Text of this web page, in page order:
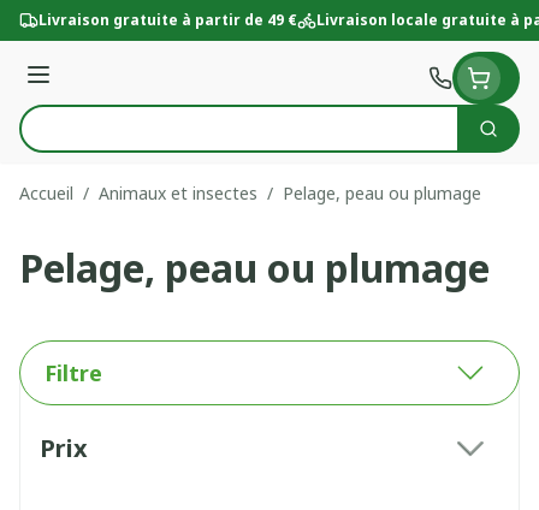
Aller au contenu
Livraison gratuite à partir de 49 € Livraison locale gratuite à
Menu
Rechercher
Accueil / Animaux et insectes / Pelage, peau ou plumage
Pelage, peau ou plumage
Filtre
Prix